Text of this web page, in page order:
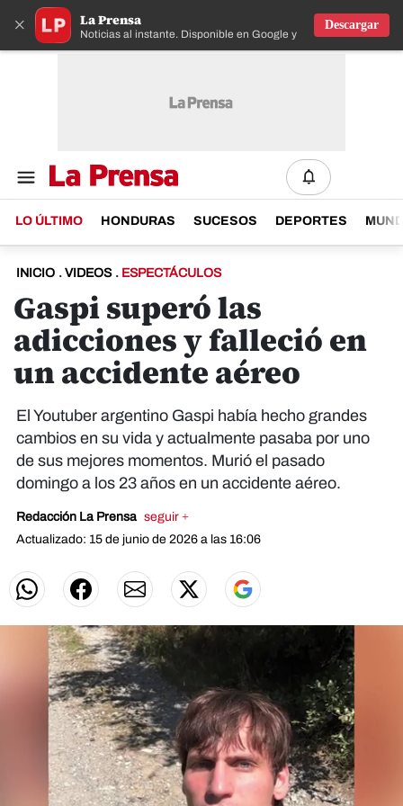
× La Prensa
Noticias al instante. Disponible en Google y IOS
Descargar
LO ÚLTIMO HONDURAS SUCESOS DEPORTES
INICIO . VIDEOS . ESPECTÁCULOS
Gaspi superó las
adicciones y falleció en
un accidente aéreo
El Youtuber argentino Gaspi había hecho grandes
cambios en su vida y actualmente pasaba por uno
de sus mejores momentos. Murió el pasado
domingo a los 23 años en un accidente aéreo.
Redacción La Prensa seguir +
Actualizado: 15 de junio de 2026 a las 16:06